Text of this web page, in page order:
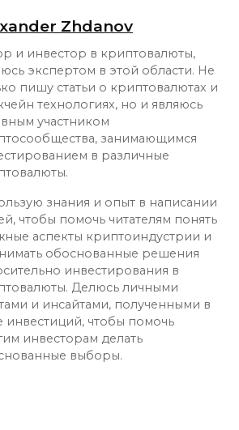
Zhdanov
и инвестор в криптовалюты,
экспертом в этой области. Не
пишу статьи о криптовалютах и
технологиях, но и являюсь
участником
занимающимся
в различные
знания и опыт в написании
чтобы помочь читателям понять
аспекты криптоиндустрии и
обоснованные решения
инвестирования в
Делюсь личными
и инсайтами, полученными в
инвестиций, чтобы помочь
инвесторам делать
выборы.